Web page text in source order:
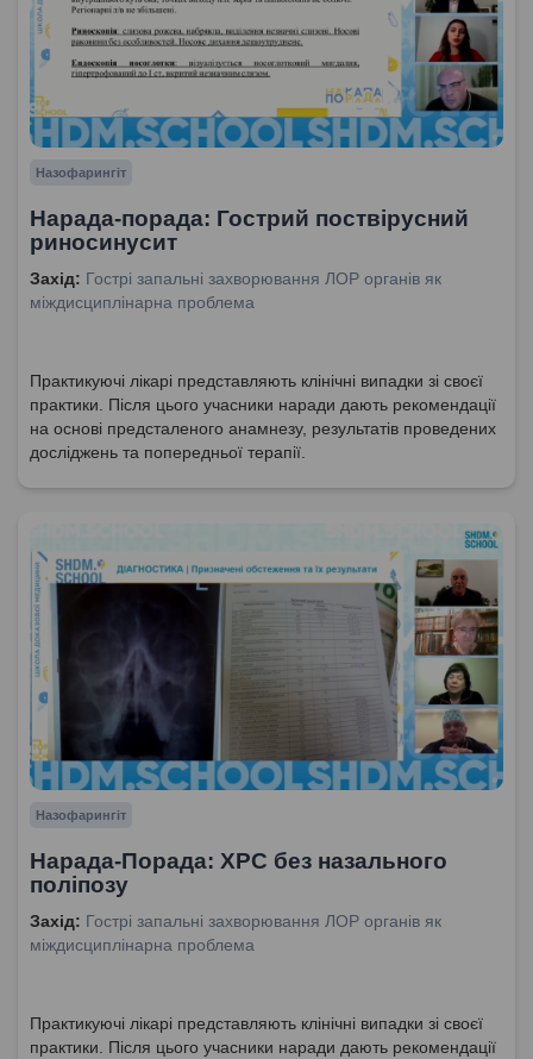
Назофарингіт
Нарада-порада: Гострий поствірусний
риносинусит
Захід: Гострі запальні захворювання ЛОР органів як
міждисциплінарна проблема
Практикуючі лікарі представляють клінічні випадки зі своєї
практики. Після цього учасники наради дають рекомендації
на основі предсталеного анамнезу, результатів проведених
досліджень та попередньої терапії.
Назофарингіт
Нарада-Порада: ХРС без назального
поліпозу
Захід: Гострі запальні захворювання ЛОР органів як
міждисциплінарна проблема
Практикуючі лікарі представляють клінічні випадки зі своєї
практики. Після цього учасники наради дають рекомендації